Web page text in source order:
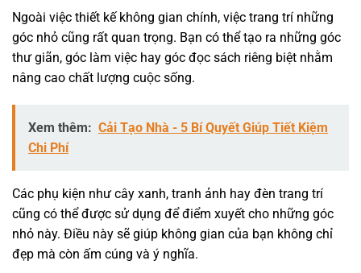
Ngoài việc thiết kế không gian chính, việc trang trí những
góc nhỏ cũng rất quan trọng. Bạn có thể tạo ra những góc
thư giãn, góc làm việc hay góc đọc sách riêng biệt nhằm
nâng cao chất lượng cuộc sống.
Xem thêm: Cải Tạo Nhà - 5 Bí Quyết Giúp Tiết Kiệm
Chi Phí
Các phụ kiện như cây xanh, tranh ảnh hay đèn trang trí
cũng có thể được sử dụng để điểm xuyết cho những góc
nhỏ này. Điều này sẽ giúp không gian của bạn không chỉ
đẹp mà còn ấm cúng và ý nghĩa.